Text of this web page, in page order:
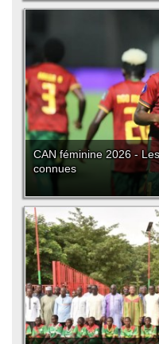
CAN féminine 2026 -
connues